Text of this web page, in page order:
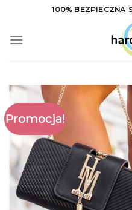
content
100% BEZPIECZNA
Promocja!